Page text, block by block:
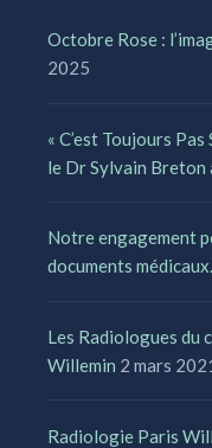
Octobre Rose :
2025
« C’est Toujours
le Dr Sylvain Breton
Notre engagement
documents médicaux.
Les Radiologues du
Willemin 2 mars
Radiologie Paris